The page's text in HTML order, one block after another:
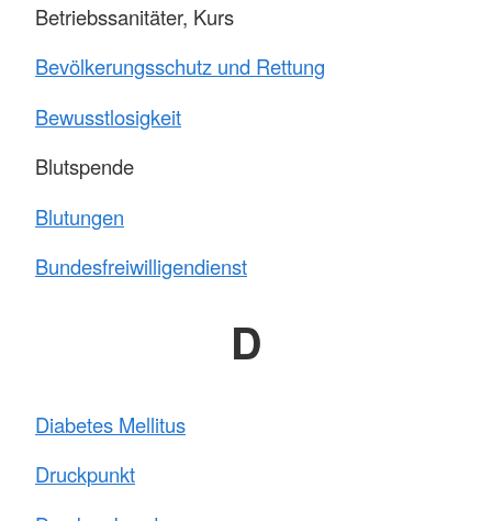
Betriebssanitäter, Kurs
Bevölkerungsschutz und Rettung
Bewusstlosigkeit
Blutspende
Blutungen
Bundesfreiwilligendienst
D
Diabetes Mellitus
Druckpunkt